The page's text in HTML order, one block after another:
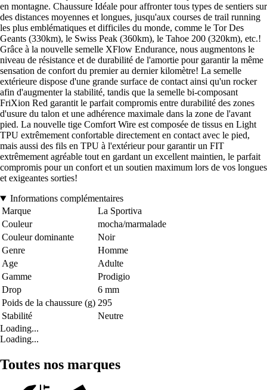
en montagne. Chaussure Idéale pour affronter tous types de sentiers sur
des distances moyennes et longues, jusqu'aux courses de trail running
les plus emblématiques et difficiles du monde, comme le Tor Des
Geants (330km), le Swiss Peak (360km), le Tahoe 200 (320km), etc.!
Grâce à la nouvelle semelle XFlow Endurance, nous augmentons le
niveau de résistance et de durabilité de l'amortie pour garantir la même
sensation de confort du premier au dernier kilomètre! La semelle
extérieure dispose d'une grande surface de contact ainsi qu'un rocker
afin d'augmenter la stabilité, tandis que la semelle bi-composant
FriXion Red garantit le parfait compromis entre durabilité des zones
d'usure du talon et une adhérence maximale dans la zone de l'avant
pied. La nouvelle tige Comfort Wire est composée de tissus en Light
TPU extrêmement confortable directement en contact avec le pied,
mais aussi des fils en TPU à l'extérieur pour garantir un FIT
extrêmement agréable tout en gardant un excellent maintien, le parfait
compromis pour un confort et un soutien maximum lors de vos longues
et exigeantes sorties!
Informations complémentaires
Marque
La Sportiva
Couleur
mocha/marmalade
Couleur dominante
Noir
Genre
Homme
Age
Adulte
Gamme
Prodigio
Drop
6 mm
Poids de la chaussure (g) 295
Stabilité
Neutre
Loading...
Loading...
Toutes nos marques